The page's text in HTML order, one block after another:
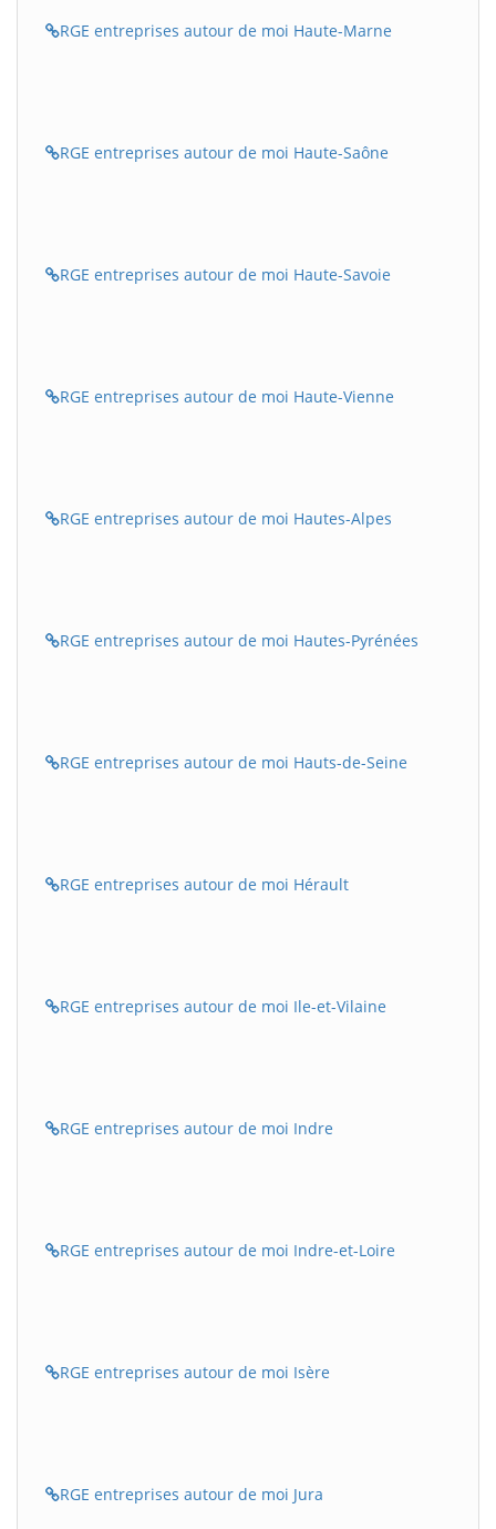
RGE entreprises autour de moi Haute-Marne
RGE entreprises autour de moi Haute-Saône
RGE entreprises autour de moi Haute-Savoie
RGE entreprises autour de moi Haute-Vienne
RGE entreprises autour de moi Hautes-Alpes
RGE entreprises autour de moi Hautes-Pyrénées
RGE entreprises autour de moi Hauts-de-Seine
RGE entreprises autour de moi Hérault
RGE entreprises autour de moi Ile-et-Vilaine
RGE entreprises autour de moi Indre
RGE entreprises autour de moi Indre-et-Loire
RGE entreprises autour de moi Isère
RGE entreprises autour de moi Jura